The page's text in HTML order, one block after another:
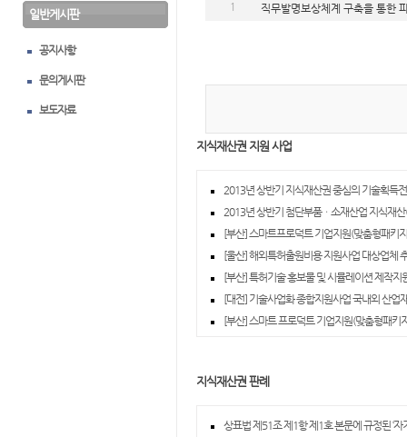
일반게시판
공지사항
문의게시판
보도자료
1 직무발명보상체계 구축을 통한
지식재산권 지원 사업
2013년 상반기 지식재산권 중심의 기술획득
2013년 상반기 첨단부품ㆍ소재산업 지식재산
[부산] 스마트프로덕트 기업지원(맞춤형패키
[울산] 해외특허출원비용 지원사업 대상업체
[부산] 특허기술 홍보물 및 시뮬레이션 제작지
[대전] 기술사업화 종합지원사업 국내외 산업
[부산] 스마트 프로덕트 기업지원(맞춤형패키
지식재산권 판례
상표법 제51조 제1항 제1호 본문에 규정된 ‘자